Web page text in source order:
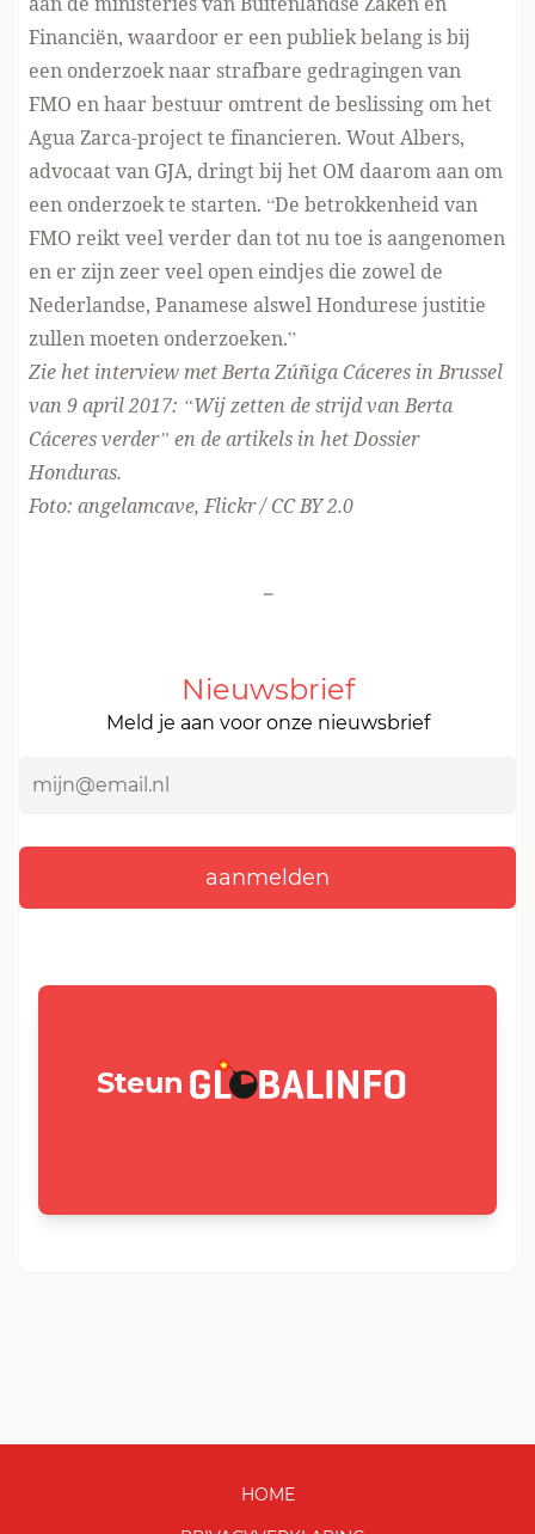
Financiën, waardoor er een publiek belang is bij
een onderzoek naar strafbare gedragingen van
FMO en haar bestuur omtrent de beslissing om het
Agua Zarca-project te financieren. Wout Albers,
advocaat van GJA, dringt bij het OM daarom aan om
een onderzoek te starten. “De betrokkenheid van
FMO reikt veel verder dan tot nu toe is aangenomen
en er zijn zeer veel open eindjes die zowel de
Nederlandse, Panamese alswel Hondurese justitie
zullen moeten onderzoeken.”
Zie het interview met Berta Zúñiga Cáceres in Brussel
van 9 april 2017: “Wij zetten de strijd van Berta
Cáceres verder” en de artikels in hetDossier
Honduras.
Foto: angelamcave, Flickr /CC BY 2.0
-
Nieuwsbrief
Meld je aan voor onze nieuwsbrief
Steun GLOBALINFO.nl
HOME